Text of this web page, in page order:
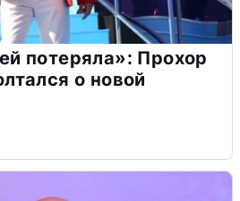
потеряла»: Прохор
о новой